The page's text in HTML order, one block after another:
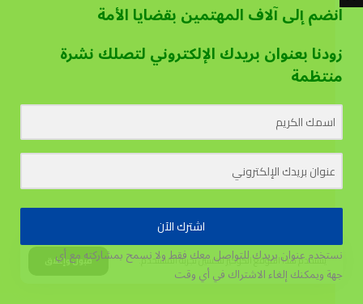
يستخدم هذا الموقع الكوكيز لتحسين تجربة المستخدم. قبول وإغلاق
انضم إلى آلاف المهتمين بقضايا الأمة
زودنا بعنوان بريدك الإلكتروني لتصلك نشرة
منتظمة
اشترك الآن
نستخدم عنوان بريدك للتواصل معك فقط ولا نسمح بمشاركته مع أي
جهةويمكنك إلغاء الاشتراك في أي وقت